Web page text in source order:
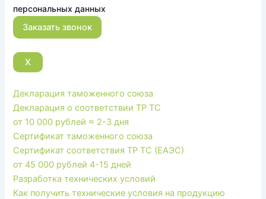
персональных данных
X
Декларация таможенного союза
Декларация о соответствии ТР ТС
от 10 000 рублей ≈ 2-3 дня
Сертификат таможенного союза
Сертификат соответствия ТР ТС (ЕАЭС)
от 45 000 рублей 4-15 дней
Разработка технических условий
Как получить технические условия на продукцию